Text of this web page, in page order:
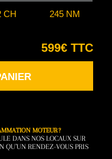
CH 245 NM
599€ TTC
MOTEUR ?
DANS NOS LOCAUX SUR
QU’UN RENDEZ-VOUS PRIS